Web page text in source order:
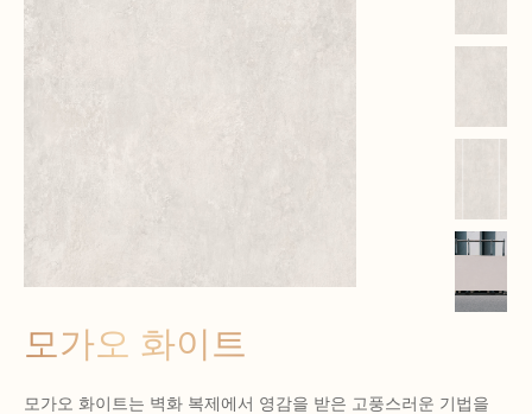
모가오 화이트
모가오 화이트는 벽화 복제에서 영감을 받은 고풍스러운 기법을